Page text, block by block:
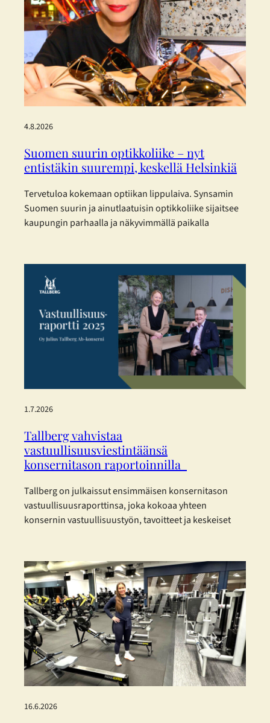
4.8.2026
Suomen suurin optikkoliike – nyt
entistäkin suurempi, keskellä Helsinkiä
Tervetuloa kokemaan optiikan lippulaiva. Synsamin
Suomen suurin ja ainutlaatuisin optikkoliike sijaitsee
kaupungin parhaalla ja näkyvimmällä paikalla
Synsamin lippulaivaliike tarjoaa huikeat 423 m² täyden
palvelun optiikkaa aivan Aleksanterinkadun ytimessä.
Enemmän tilaa, enemmän valikoimaa ja entistä
parempaa palvelua – kaikki asiakkaan parhaaksi.
Uudistetut tilat, sujuvampi…
1.7.2026
Tallberg vahvistaa
vastuullisuusviestintäänsä
konsernitason raportoinnilla
Tallberg on julkaissut ensimmäisen konsernitason
vastuullisuusraporttinsa, joka kokoaa yhteen
konsernin vastuullisuustyön, tavoitteet ja keskeiset
standardeja mukaillen. Tallberg ei kuulu lakisääteisen
kestävyysraportoinnin piiriin, mutta on päättänyt
raportoida vastuullisuudestaan vapaaehtoisesti.
Konsernin vastuullisuusraportti on laadittu mukaillen
EFRAG:n (European Financial Reporting Advisory
Group) joulukuussa 2025 julkaisemia
yksinkertaistettuja ESRS-standardeja. Päätös perustuu
haluun…
16.6.2026